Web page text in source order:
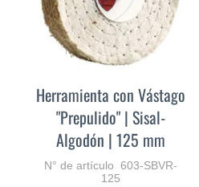
Herramienta con Vástago
"Prepulido" | Sisal-
Algodón | 125 mm
N° de artículo 603-SBVR-
125